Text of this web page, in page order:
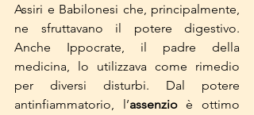
Assiri e Babilonesi che, principalmente,
ne sfruttavano il potere digestivo.
Anche Ippocrate, il padre della
medicina, lo utilizzava come rimedio
per diversi disturbi. Dal potere
antinfiammatorio, l’assenzio è ottimo